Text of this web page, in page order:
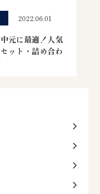
2022.06.01
元に最適！人気
ット・詰め合わ